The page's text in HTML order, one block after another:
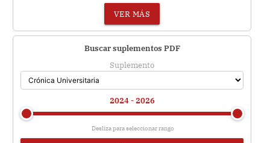
VER MÁS
Buscar suplementos PDF
Suplemento
2024 - 2026
Desliza para seleccionar rango